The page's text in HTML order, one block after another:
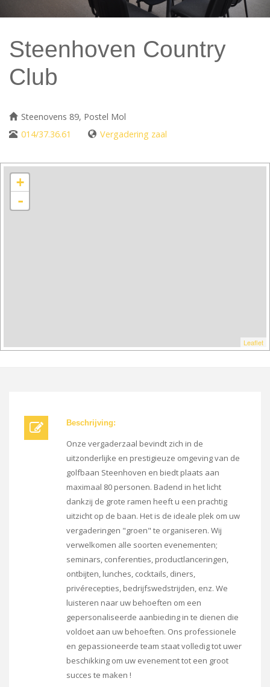
Steenhoven Country
Club
Steenovens 89, Postel Mol
014/37.36.61
Vergadering zaal
+
-
Leaflet
Beschrijving:
Onze vergaderzaal bevindt zich in de
uitzonderlijke en prestigieuze omgeving van de
golfbaan Steenhoven en biedt plaats aan
maximaal 80 personen. Badend in het licht
dankzij de grote ramen heeft u een prachtig
uitzicht op de baan. Het is de ideale plek om uw
vergaderingen "groen" te organiseren. Wij
verwelkomen alle soorten evenementen;
seminars, conferenties, productlanceringen,
ontbijten, lunches, cocktails, diners,
privérecepties, bedrijfswedstrijden, enz. We
luisteren naar uw behoeften om een
gepersonaliseerde aanbieding in te dienen die
voldoet aan uw behoeften. Ons professionele
en gepassioneerde team staat volledig tot uwer
beschikking om uw evenement tot een groot
succes te maken !